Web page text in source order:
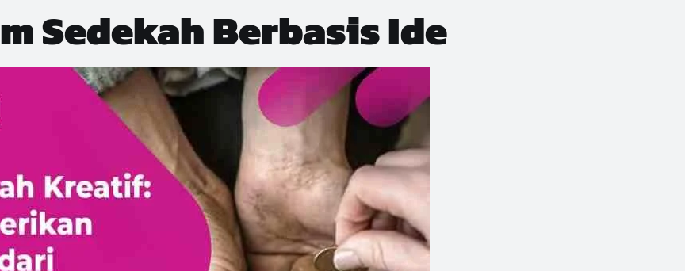
Sedekah Berbasis Ide